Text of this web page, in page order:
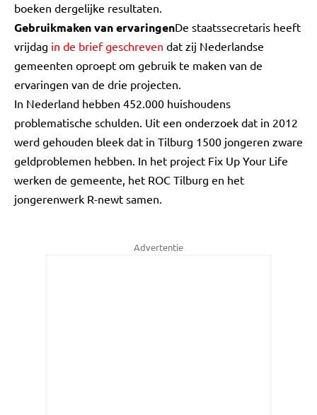
boeken dergelijke resultaten.
Gebruikmaken van ervaringenDe staatssecretaris heeft
vrijdag in de brief geschreven dat zij Nederlandse
gemeenten oproept om gebruik te maken van de
ervaringen van de drie projecten.
In Nederland hebben 452.000 huishoudens
problematische schulden. Uit een onderzoek dat in 2012
werd gehouden bleek dat in Tilburg 1500 jongeren zware
geldproblemen hebben. In het project Fix Up Your Life
werken de gemeente, het ROC Tilburg en het
jongerenwerk R-newt samen.
Advertentie